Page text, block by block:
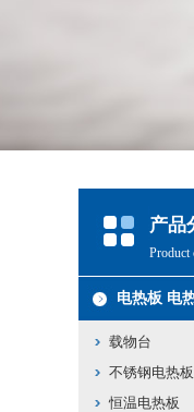
产品
Product
电热板 电
载物台
不锈钢电热板
恒温电热板